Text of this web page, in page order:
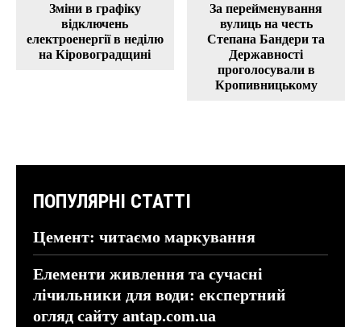
Зміни в графіку
відключень
електроенергії в неділю
на Кіровоградщині
За перейменування
вулиць на честь
Степана Бандери та
Державності
проголосували в
Кропивницькому
ПОПУЛЯРНІ СТАТТІ
Цемент: читаємо маркування
Елементи живлення та сучасні
лічильники для води: експертний
огляд сайту antap.com.ua